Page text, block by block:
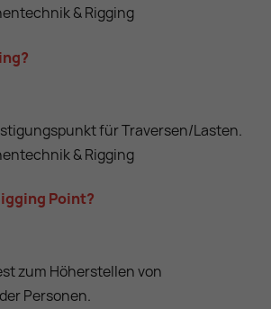
& Rigging
für Traversen/Lasten.
& Rigging
Point?
zum Höherstellen von
Personen.